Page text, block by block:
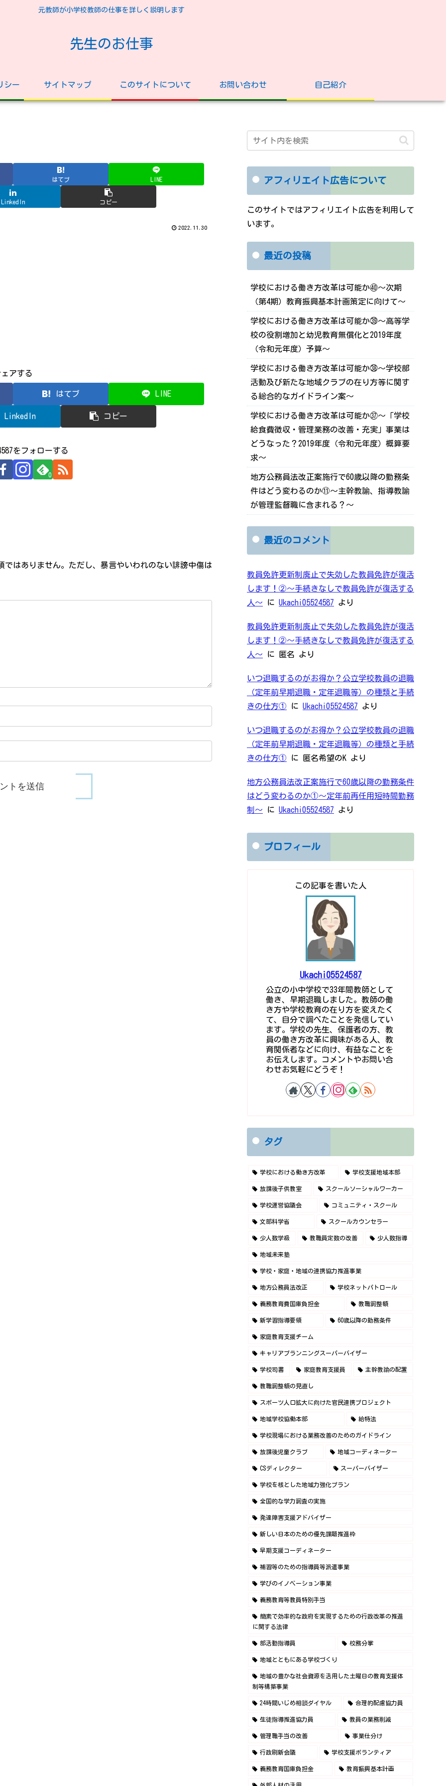
元教師が小学校教師の仕事を詳しく説明します
先生のお仕事
シー サイトマップ このサイトについて お問い合わせ 自己紹介
はてブ LINE
LinkedIn コピー
2022.11.30
ェアする
はてブ LINE
LinkedIn コピー
をフォローする
0
ではありません。ただし、暴言やいわれのない誹謗中傷は
アフィリエイト広告について
このサイトではアフィリエイト広告を利用して
います。
最近の投稿
学校における働き方改革は可能か㊵～次期
（第4期）教育振興基本計画策定に向けて～
学校における働き方改革は可能か㊴～高等学
校の役割増加と幼児教育無償化と2019年度
（令和元年度）予算～
学校における働き方改革は可能か㊳～学校部
活動及び新たな地域クラブの在り方等に関す
る総合的なガイドライン案～
学校における働き方改革は可能か㊲～「学校
給食費徴収・管理業務の改善・充実」事業は
どうなった？2019年度（令和元年度）概算要
求～
地方公務員法改正案施行で60歳以降の勤務条
件はどう変わるのか⑪～主幹教諭、指導教諭
が管理監督職に含まれる？～
最近のコメント
教員免許更新制廃止で失効した教員免許が復活
します！②～手続きなしで教員免許が復活する
人～ に Ukachi05524587 より
教員免許更新制廃止で失効した教員免許が復活
します！②～手続きなしで教員免許が復活する
人～ に 匿名 より
いつ退職するのがお得か？公立学校教員の退職
（定年前早期退職・定年退職等）の種類と手続
きの仕方① に Ukachi05524587 より
いつ退職するのがお得か？公立学校教員の退職
（定年前早期退職・定年退職等）の種類と手続
きの仕方① に 匿名希望のK より
地方公務員法改正案施行で60歳以降の勤務条件
はどう変わるのか①～定年前再任用短時間勤務
制～ に Ukachi05524587 より
プロフィール
この記事を書いた人
Ukachi05524587
公立の小中学校で33年間教師として
働き、早期退職しました。教師の働
き方や学校教育の在り方を変えたく
て、自分で調べたことを発信してい
ます。学校の先生、保護者の方、教
員の働き方改革に興味がある人、教
育関係者などに向け、有益なことを
お伝えします。コメントやお問い合
わせお気軽にどうぞ！
タグ
学校における働き方改革 学校支援地域本部
放課後子供教室 スクールソーシャルワーカー
学校運営協議会 コミュニティ・スクール
文部科学省 スクールカウンセラー
少人数学級 教職員定数の改善 少人数指導
地域未来塾
学校・家庭・地域の連携協力推進事業
地方公務員法改正 学校ネットパトロール
義務教育費国庫負担金 教職調整額
新学習指導要領 60歳以降の勤務条件
家庭教育支援チーム
キャリアプランニングスーパーバイザー
学校司書 家庭教育支援員 主幹教諭の配置
教職調整額の見直し
スポーツ人口拡大に向けた官民連携プロジェクト
地域学校協働本部 給特法
学校現場における業務改善のためのガイドライン
放課後児童クラブ 地域コーディネーター
CSディレクター スーパーバイザー
学校を核とした地域力強化プラン
全国的な学力調査の実施
発達障害支援アドバイザー
新しい日本のための優先課題推進枠
早期支援コーディネーター
補習等のための指導員等派遣事業
学びのイノベーション事業
義務教育等教員特別手当
簡素で効率的な政府を実現するための行政改革の推進
に関する法律
部活動指導員 校務分掌
地域とともにある学校づくり
地域の豊かな社会資源を活用した土曜日の教育支援体
制等構築事業
24時間いじめ相談ダイヤル 合理的配慮協力員
生徒指導推進協力員 教員の業務削減
管理職手当の改善 事業仕分け
行政刷新会議 学校支援ボランティア
義務教育国庫負担金 教育振興基本計画
外部人材の活用